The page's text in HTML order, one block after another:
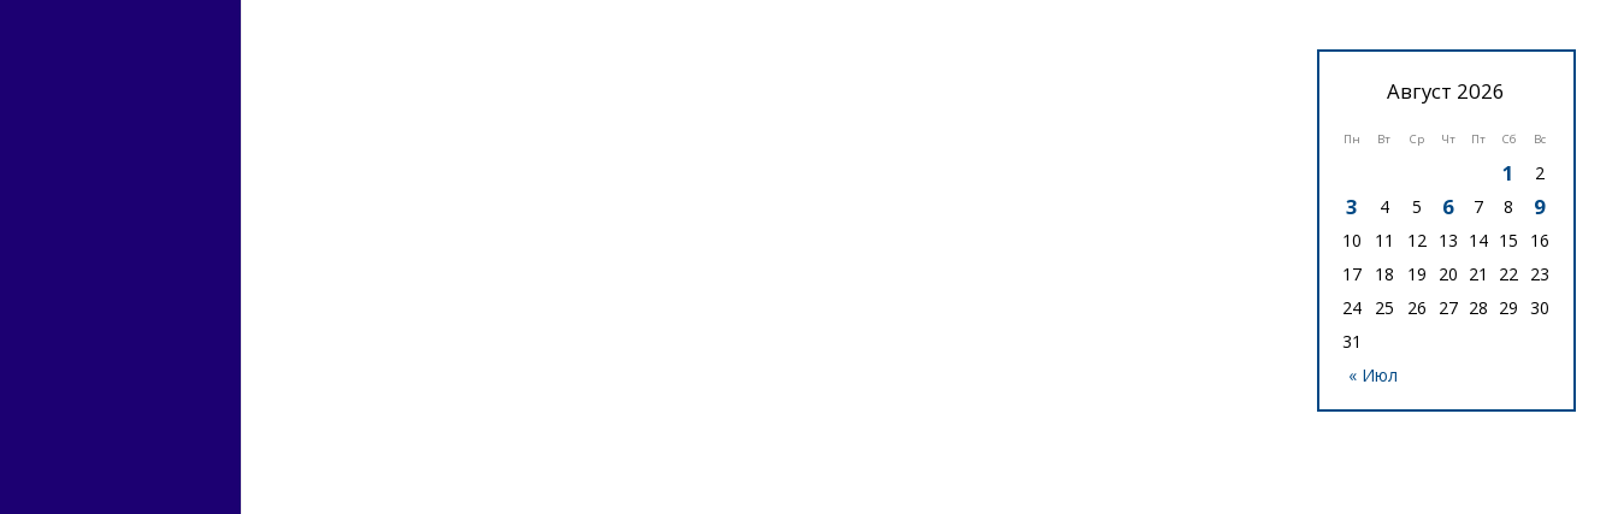
Август 2026
Пн Вт Ср Чт Пт Сб Вс
« Июл
1 2
3 4 5 6 7 8 9
10 11 12 13 14 15
16
17
18 19 20 21 22
23
24
25 26 27 28 29 30
31